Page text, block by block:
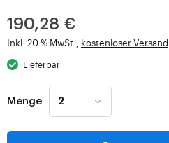
190,28 €
Inkl. 20 % MwSt., kostenloser Versand
Lieferbar
Menge